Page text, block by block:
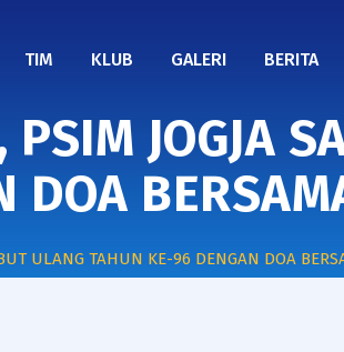
TIM KLUB GALERI BERITA
JOGJA
DOA
ULANG TAHUN KE-96 DENGAN DOA